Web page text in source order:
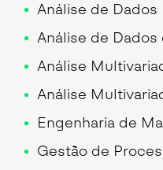
Análise de Dados
Análise de Dados
Análise
Análise
Engenharia de
Gestão de